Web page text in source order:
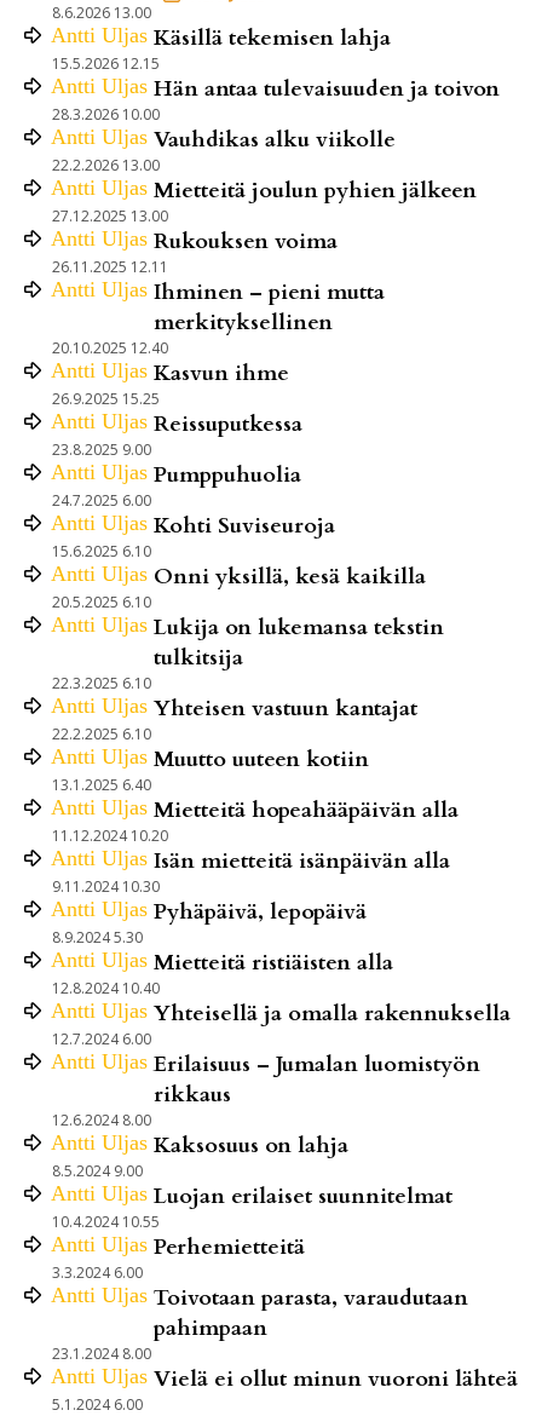
8.6.2026 13.00
Antti Uljas Käsillä tekemisen lahja
15.5.2026 12.15
Antti Uljas Hän antaa tulevaisuuden ja toivon
28.3.2026 10.00
Antti Uljas Vauhdikas alku viikolle
22.2.2026 13.00
Antti Uljas Mietteitä joulun pyhien jälkeen
27.12.2025 13.00
Antti Uljas Rukouksen voima
26.11.2025 12.11
Antti Uljas Ihminen – pieni mutta
merkityksellinen
20.10.2025 12.40
Antti Uljas Kasvun ihme
26.9.2025 15.25
Antti Uljas Reissuputkessa
23.8.2025 9.00
Antti Uljas Pumppuhuolia
24.7.2025 6.00
Antti Uljas Kohti Suviseuroja
15.6.2025 6.10
Antti Uljas Onni yksillä, kesä kaikilla
20.5.2025 6.10
Antti Uljas Lukija on lukemansa tekstin
tulkitsija
22.3.2025 6.10
Antti Uljas Yhteisen vastuun kantajat
22.2.2025 6.10
Antti Uljas Muutto uuteen kotiin
13.1.2025 6.40
Antti Uljas Mietteitä hopeahääpäivän alla
11.12.2024 10.20
Antti Uljas Isän mietteitä isänpäivän alla
9.11.2024 10.30
Antti Uljas Pyhäpäivä, lepopäivä
8.9.2024 5.30
Antti Uljas Mietteitä ristiäisten alla
12.8.2024 10.40
Antti Uljas Yhteisellä ja omalla rakennuksella
12.7.2024 6.00
Antti Uljas Erilaisuus – Jumalan luomistyön
rikkaus
12.6.2024 8.00
Antti Uljas Kaksosuus on lahja
8.5.2024 9.00
Antti Uljas Luojan erilaiset suunnitelmat
10.4.2024 10.55
Antti Uljas Perhemietteitä
3.3.2024 6.00
Antti Uljas Toivotaan parasta, varaudutaan
pahimpaan
23.1.2024 8.00
Antti Uljas Vielä ei ollut minun vuoroni lähteä
5.1.2024 6.00